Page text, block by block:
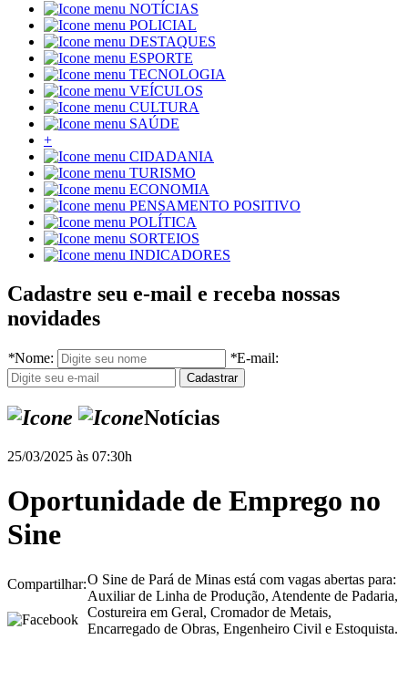
NOTÍCIAS
POLICIAL
DESTAQUES
ESPORTE
TECNOLOGIA
VEÍCULOS
CULTURA
SAÚDE
+
CIDADANIA
TURISMO
ECONOMIA
PENSAMENTO POSITIVO
POLÍTICA
SORTEIOS
INDICADORES
Cadastre seu e-mail e receba nossas
novidades
*Nome: *E-mail:
Notícias
25/03/2025 às 07:30h
Oportunidade de Emprego no
Sine
Compartilhar:O Sine de Pará de Minas está com vagas abertas para:
Auxiliar de Linha de Produção, Atendente de Padaria,
Costureira em Geral, Cromador de Metais,
Encarregado de Obras, Engenheiro Civil e Estoquista.